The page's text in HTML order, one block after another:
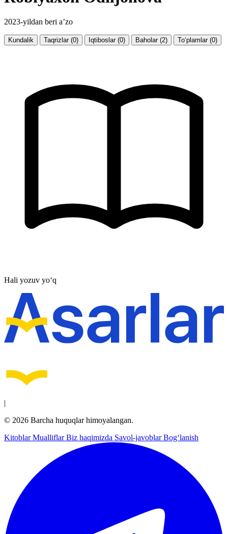
2023-yildan beri a’zo
Kundalik Taqrizlar (0) Iqtiboslar (0) Baholar (2) To‘plamlar (0)
Hali yozuv yo‘q
|
© 2026 Barcha huquqlar himoyalangan.
KitoblarMualliflarBiz haqimizda Savol-javoblarBog‘lanish